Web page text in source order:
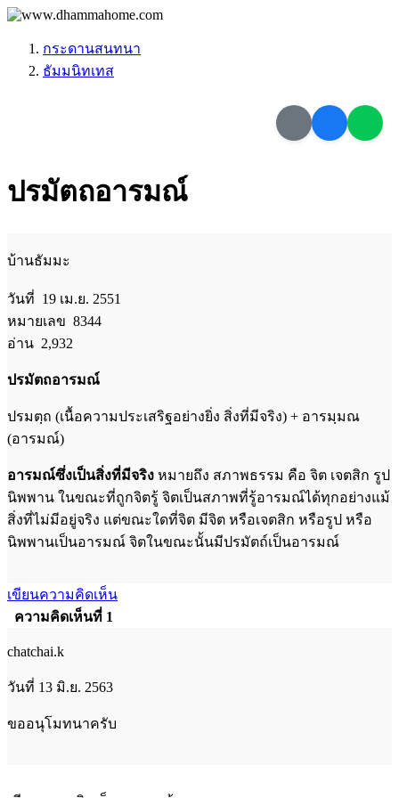
กระดานสนทนา
ธัมมนิทเทส
ปรมัตถอารมณ์
บ้านธัมมะ
วันที่ 19 เม.ย. 2551
หมายเลข 8344
อ่าน 2,932
ปรมัตถอารมณ์
ปรมตฺถ (เนื้อความประเสริฐอย่างยิ่ง สิ่งที่มีจริง) + อารมฺมณ
(อารมณ์)
อารมณ์ซึ่งเป็นสิ่งที่มีจริง หมายถึง สภาพธรรม คือ จิต เจตสิก รูป
นิพพาน ในขณะที่ถูกจิตรู้ จิตเป็นสภาพที่รู้อารมณ์ได้ทุกอย่างแม้
สิ่งที่ไม่มีอยู่จริง แต่ขณะใดที่จิต มีจิต หรือเจตสิก หรือรูป หรือ
นิพพานเป็นอารมณ์ จิตในขณะนั้นมีปรมัตถ์เป็นอารมณ์
เขียนความคิดเห็น
ความคิดเห็นที่ 1
chatchai.k
วันที่ 13 มิ.ย. 2563
ขออนุโมทนาครับ